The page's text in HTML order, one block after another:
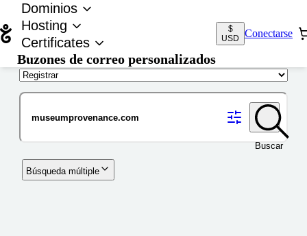
Dominios
Hosting
Certificates
Buzones de correo personalizados
$
USD
Conectarse
Buscar
Búsqueda múltiple